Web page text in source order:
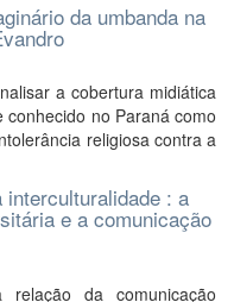
da umbanda na
a cobertura midiática
no Paraná como
religiosa contra a
: a
e a comunicação
da comunicação